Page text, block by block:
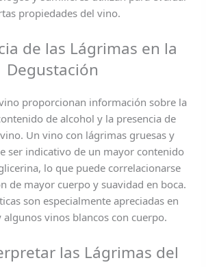
propiedades del vino.
de las Lágrimas en la
Degustación
proporcionan información sobre la
de alcohol y la presencia de
Un vino con lágrimas gruesas y
ser indicativo de un mayor contenido
lo que puede correlacionarse
de mayor cuerpo y suavidad en boca.
son especialmente apreciadas en
vinos blancos con cuerpo.
las Lágrimas del